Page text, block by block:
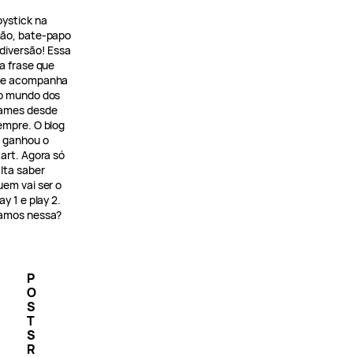
na
bate-papo
Essa
frase que
acompanha
mundo dos
desde
O blog
ganhou o
Agora só
saber
vai ser o
1 e play 2.
nessa?
P
O
S
T
S
R